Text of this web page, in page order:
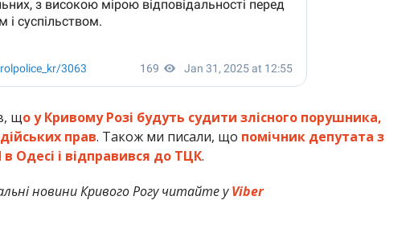
що у Кривому Розі будуть судити злісного порушника,
прав. Також ми писали, що помічник депутата з
Одесі і відправився до ТЦК.
новини Кривого Рогу читайте уViber